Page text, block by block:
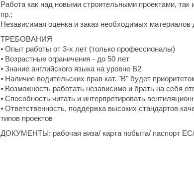
Работа как над новыми строительными проектами,
пр.;
Независимая оценка и заказ необходимых материалов
ТРЕБОВАНИЯ
⦁ Опыт работы от 3-х лет (только профессионалы)
⦁ Возрастные ограничения - до 50 лет
⦁ Знание английского языка на уровне В2
⦁ Наличие водительских прав кат. "В" будет
⦁ Возможность работать независимо и брать на себя
⦁ Способность читать и интерпретировать
⦁ Ответственность, поддержка высоких стандартов
типов проектов
ДОКУМЕНТЫ: рабочая виза/ карта побыта/ паспорт